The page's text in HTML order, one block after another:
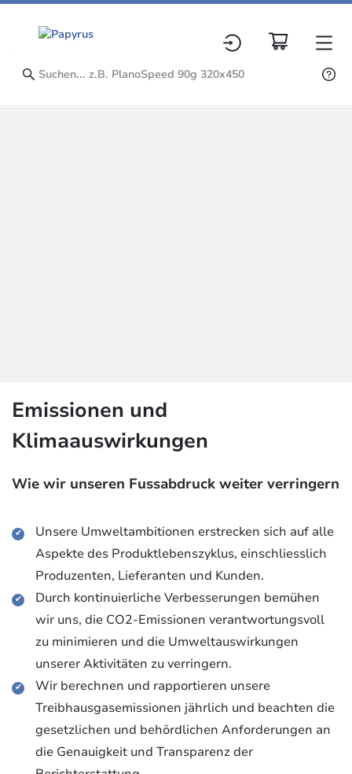
Emissionen und
Klimaauswirkungen
Wie wir unseren Fussabdruck weiter verringern
Unsere Umweltambitionen erstrecken sich auf alle
Aspekte des Produktlebenszyklus, einschliesslich
Produzenten, Lieferanten und Kunden.
Durch kontinuierliche Verbesserungen bemühen
wir uns, die CO2-Emissionen verantwortungsvoll
zu minimieren und die Umweltauswirkungen
unserer Aktivitäten zu verringern.
Wir berechnen und rapportieren unsere
Treibhausgasemissionen jährlich und beachten die
gesetzlichen und behördlichen Anforderungen an
die Genauigkeit und Transparenz der